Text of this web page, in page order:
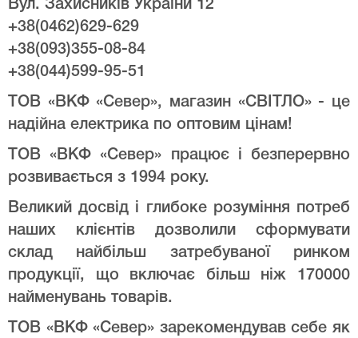
Вул. Захисників України 12
+38(0462)629-629
+38(093)355-08-84
+38(044)599-95-51
ТОВ «ВКФ «Север», магазин «СВІТЛО» - це
надійна електрика по оптовим цінам!
ТОВ «ВКФ «Север» працює і безперервно
розвивається з 1994 року.
Великий досвід і глибоке розуміння потреб
наших клієнтів дозволили сформувати
склад найбільш затребуваної ринком
продукції, що включає більш ніж 170000
найменувань товарів.
ТОВ «ВКФ «Север» зарекомендував себе як